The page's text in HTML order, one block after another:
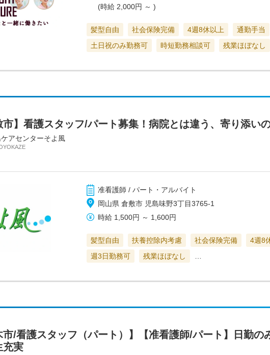
(時給 2,000円 ～ )
髪型自由 社会保険完備 4週8休以上 通勤手当
土日祝のみ勤務可
時短勤務相談可 残業ほぼなし
市】看護スタッフ/パート募集！病院とは違う、寄り添い
アセンターそよ風
准看護師 / パート・アルバイト
岡山県 倉敷市 児島味野3丁目3765-1
時給 1,500円 ～ 1,600円
髪型自由 扶養控除内考慮 社会保険完備 4週8
週3日勤務可
残業ほぼなし
市/看護スタッフ（パート）】【准看護師/パート】日勤
充実